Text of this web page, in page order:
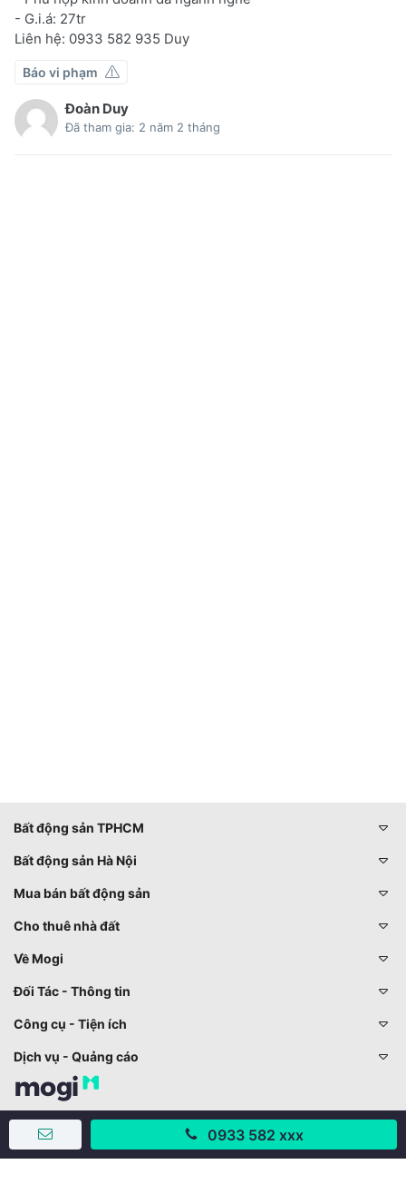
- G.i.á: 27tr
Liên hệ: 0933 582 935 Duy
Báo vi phạm
Đoàn Duy
Đã tham gia: 2 năm 2 tháng
0933 582 xxx
Bất động sản TPHCM
Bất động sản Hà Nội
Mua bán bất động sản
Cho thuê nhà đất
Về Mogi
Đối Tác - Thông tin
Công cụ - Tiện ích
Dịch vụ - Quảng cáo
028 73001234 - 024 73001234
trogiup@mogi.vn